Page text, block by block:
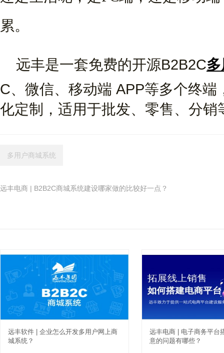
累。
远丰是一套免费的开源B2B2C
C、微信、移动端 APP等多个终
化定制，适用于批发、零售、分销
多用户商城系统
远丰电商 | B2B2C商城系统建设哪家做的比较好一点？
远丰软件 | 企业怎么开发多用户网上商
城系统？
远丰电商 | 电子商务平台
意的问题有哪些？